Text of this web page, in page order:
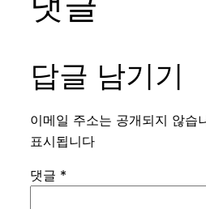
답글 남기기
이메일 주소는 공개되지 않습
표시됩니다
댓글 *